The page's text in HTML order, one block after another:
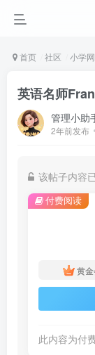
首页 社区 小学
英语名师
管理小助
2年前发布
该帖子内容
付费阅读
黄
此内容为付